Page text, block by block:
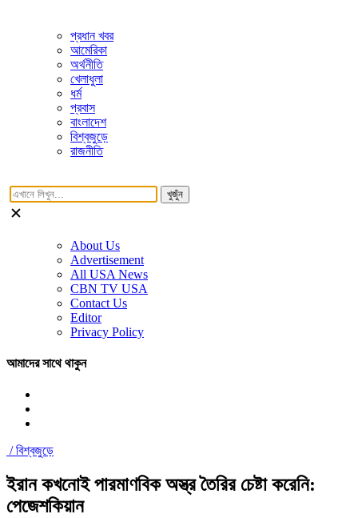
প্রধান খবর
আমেরিকা
অর্থনীতি
খেলাধুলা
ধর্ম
প্রবাস
বাংলাদেশ
বিশ্বজুড়ে
রাজনীতি
খুজুঁন
About Us
Advertisement
All USA News
CBN TV USA
Contact Us
Editor
Privacy Policy
আমাদের সাথে থাকুন
/বিশ্বজুড়ে
ইরান কখনোই পারমাণবিক অস্ত্র তৈরির চেষ্টা করেনি:
পেজেশকিয়ান